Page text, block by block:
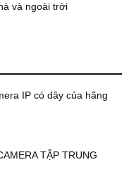
và ngoài trời
IP có dây của hãng
TẬP TRUNG